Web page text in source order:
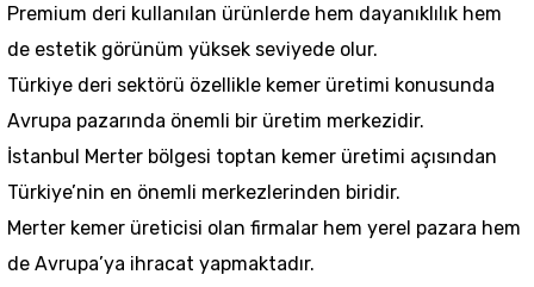
Premium deri kullanılan ürünlerde hem dayanıklılık hem
de estetik görünüm yüksek seviyede olur.
Türkiye deri sektörü özellikle kemer üretimi konusunda
Avrupa pazarında önemli bir üretim merkezidir.
İstanbul Merter bölgesi toptan kemer üretimi açısından
Türkiye’nin en önemli merkezlerinden biridir.
Merter kemer üreticisi olan firmalar hem yerel pazara hem
de Avrupa’ya ihracat yapmaktadır.